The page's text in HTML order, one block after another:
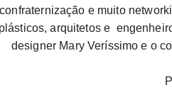
confraternização e muito
plásticos, arquitetos e
designer Mary Veríssimo e o